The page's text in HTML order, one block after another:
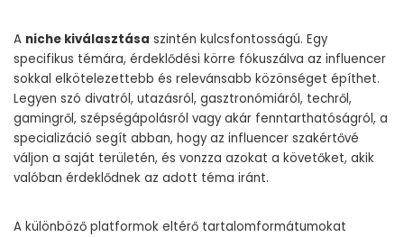
A niche kiválasztása szintén kulcsfontosságú. Egy
specifikus témára, érdeklődési körre fókuszálva az influencer
sokkal elkötelezettebb és relevánsabb közönséget építhet.
Legyen szó divatról, utazásról, gasztronómiáról, techről,
gamingről, szépségápolásról vagy akár fenntarthatóságról, a
specializáció segít abban, hogy az influencer szakértővé
váljon a saját területén, és vonzza azokat a követőket, akik
valóban érdeklődnek az adott téma iránt.
A különböző platformok eltérő tartalomformátumokat